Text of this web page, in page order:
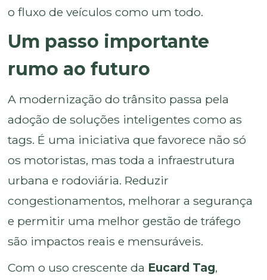
o fluxo de veículos como um todo.
Um passo importante
rumo ao futuro
A modernização do trânsito passa pela
adoção de soluções inteligentes como as
tags. É uma iniciativa que favorece não só
os motoristas, mas toda a infraestrutura
urbana e rodoviária. Reduzir
congestionamentos, melhorar a segurança
e permitir uma melhor gestão de tráfego
são impactos reais e mensuráveis.
Com o uso crescente da Eucard Tag,